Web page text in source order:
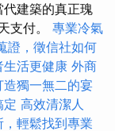
建築的真正瑰
支付。 專業冷氣
證，徵信社如何
生活更健康 外商
獨一無二的宴
定 高效清潔人
輕鬆找到專業